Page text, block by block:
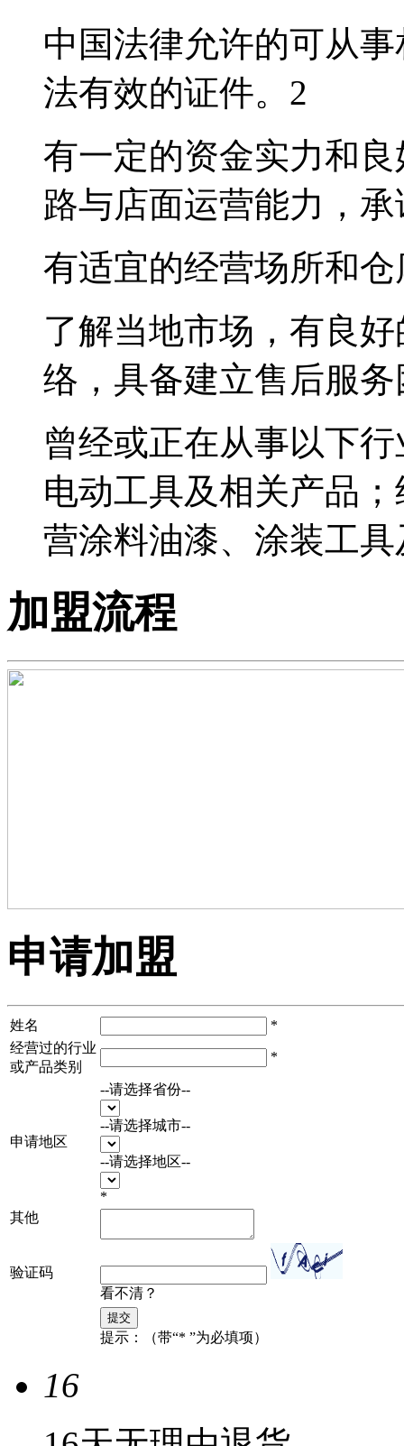
中国法律允许的可从
法有效的证件。 2
有一定的资金实力和
路与店面运营能力，
有适宜的经营场所和仓
了解当地市场，有良
络，具备建立售后服
曾经或正在从事以下
电动工具及相关产品
营涂料油漆、涂装工
加盟流程
申请加盟
姓名
*
经营过的行业
或产品类别
*
申请地区
--请选择省份--
--请选择城市--
--请选择地区--
*
其他
验证码
看不清？
提示：（带“* ”为必填项）
16